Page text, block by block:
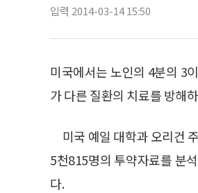
입력 2014-03-14 15:50
미국에서는 노인의 4분의 3
가 다른 질환의 치료를 방해
미국 예일 대학과 오리건
5천815명의 투약자료를 분
다.